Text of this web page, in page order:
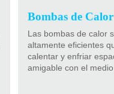
Bombas de Calor
Las bombas de calor
altamente eficientes
calentar y enfriar
amigable con el